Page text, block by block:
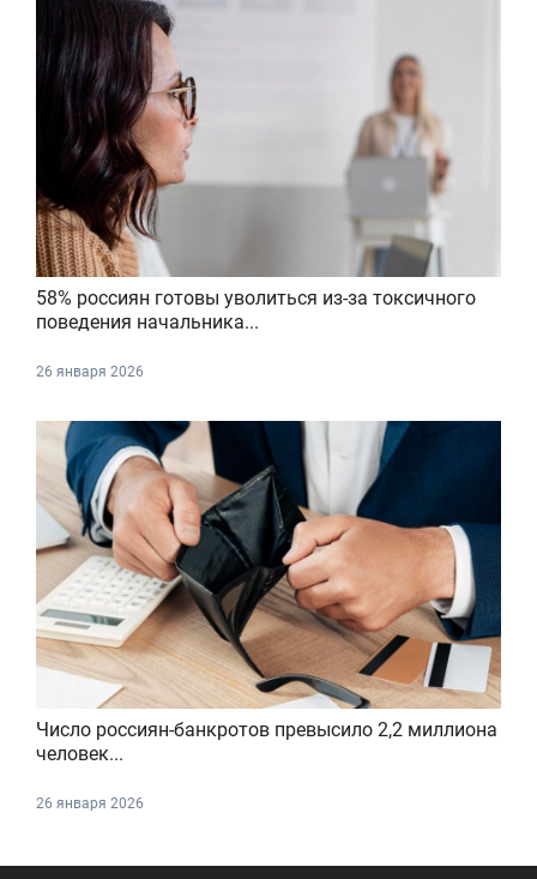
58% россиян готовы уволиться из-за токсичного
поведения начальника...
26 января 2026
Число россиян-банкротов превысило 2,2 миллиона
человек...
26 января 2026